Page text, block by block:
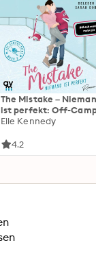
The Mistake –
ist perfekt: Off-
2 | Roman
Elle Kennedy
4.2